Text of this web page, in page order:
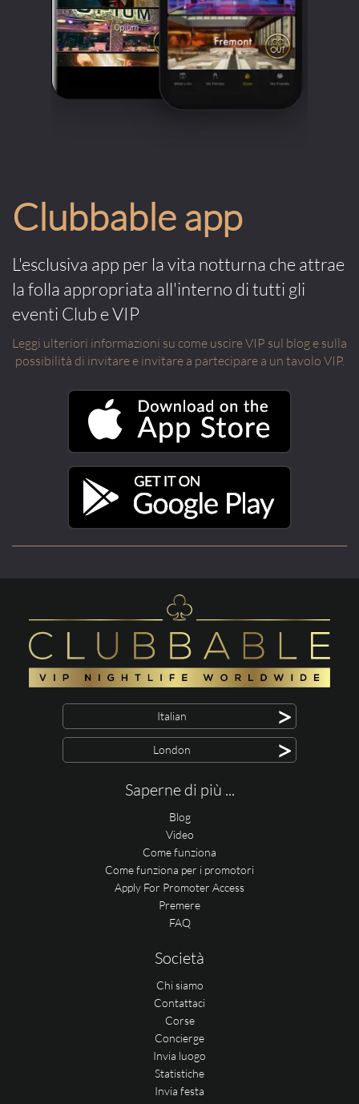
Clubbable app
L'esclusiva app per la vita notturna che attrae
la folla appropriata all'interno di tutti gli
eventi Club e VIP
Leggi ulteriori informazioni su come uscire VIP sul blog e sulla
possibilità di invitare e invitare a partecipare a un tavolo VIP.
Italian >
London >
Saperne di più ...
Blog
Video
Come funziona
Come funziona per i promotori
Apply For Promoter Access
Premere
FAQ
Società
Chi siamo
Contattaci
Corse
Concierge
Invia luogo
Statistiche
Invia festa